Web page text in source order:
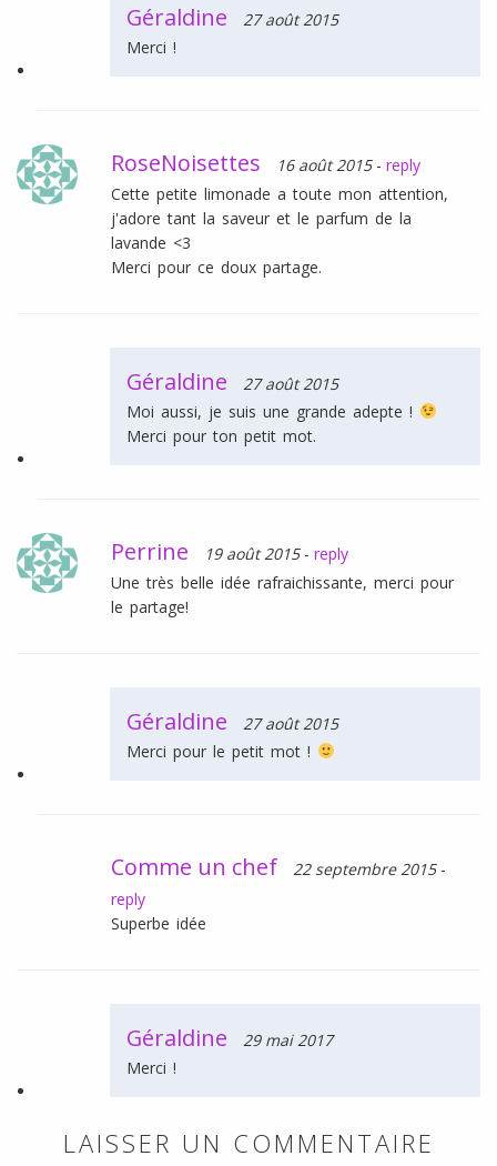
Géraldine
27 août 2015
Merci !
RoseNoisettes 16 août 2015 - reply
Cette petite limonade a toute mon attention,
j'adore tant la saveur et le parfum de la
lavande <3
Merci pour ce doux partage.
Géraldine
27 août 2015
Moi aussi, je suis une grande adepte !
Merci pour ton petit mot.
Perrine 19 août 2015 - reply
Une très belle idée rafraichissante, merci pour
le partage!
Géraldine
27 août 2015
Merci pour le petit mot !
Comme un chef 22 septembre 2015 -
reply
Superbe idée
Géraldine
29 mai 2017
Merci !
LAISSER UN COMMENTAIRE